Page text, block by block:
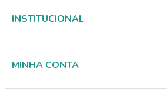
INSTITUCIONAL
MINHA CONTA